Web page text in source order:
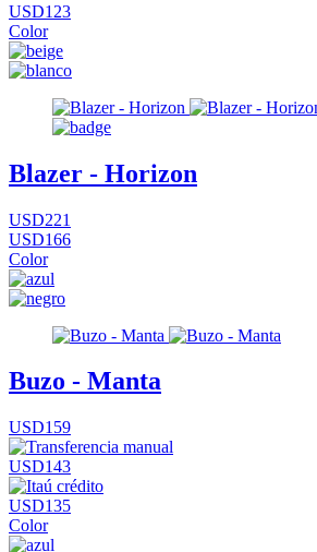
USD123
Color
Blazer - Horizon
USD221
USD166
Color
Buzo - Manta
USD159
USD143
USD135
Color